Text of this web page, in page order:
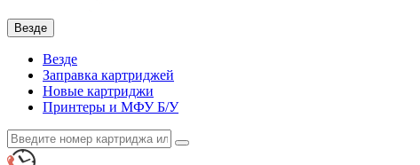
Везде
Везде
Заправка картриджей
Новые картриджи
Принтеры и МФУ Б/У